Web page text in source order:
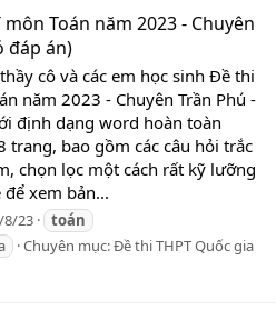
Toán năm 2023 - Chuyên
đáp án)
cô và các em học sinh Đề thi
năm 2023 - Chuyên Trần Phú -
định dạng word hoàn toàn
trang, bao gồm các câu hỏi trắc
chọn lọc một cách rất kỹ lưỡng
để xem bản...
8/23
toán
Chuyên mục:Đề thi THPT Quốc gia